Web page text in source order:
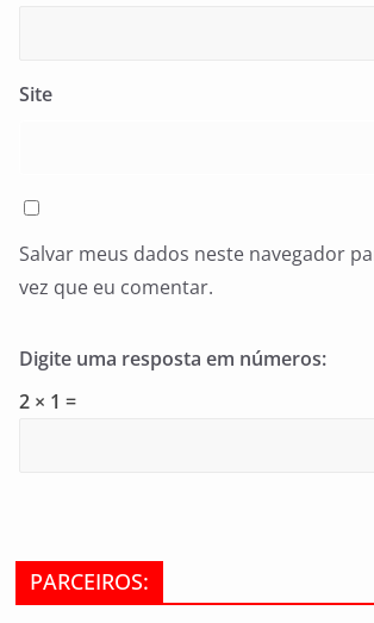
Site
Salvar meus dados neste navegador
vez que eu comentar.
Digite uma resposta em números:
2 × 1 =
PARCEIROS: